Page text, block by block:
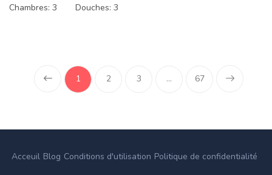
Chambres: 3 Douches: 3
1(current)
2 3 ... 67
Acceuil Blog Conditions d'utilisation Politique de confidentialité